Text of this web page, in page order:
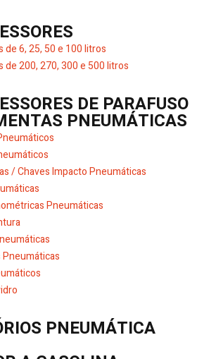
de 6, 25, 50 e 100 litros
de 200, 270, 300 e 500 litros
DE PARAFUSO
PNEUMÁTICAS
/ Chaves Impacto Pneumáticas
Pneumáticas
PNEUMÁTICA